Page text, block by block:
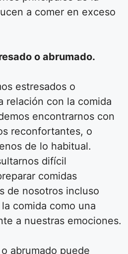
a comer en exceso
o abrumado.
estresados ​​o
relación con la comida
encontrarnos con
reconfortantes, o
de lo habitual.
difícil
comidas
de nosotros incluso
comida como una
a nuestras emociones.
abrumado puede